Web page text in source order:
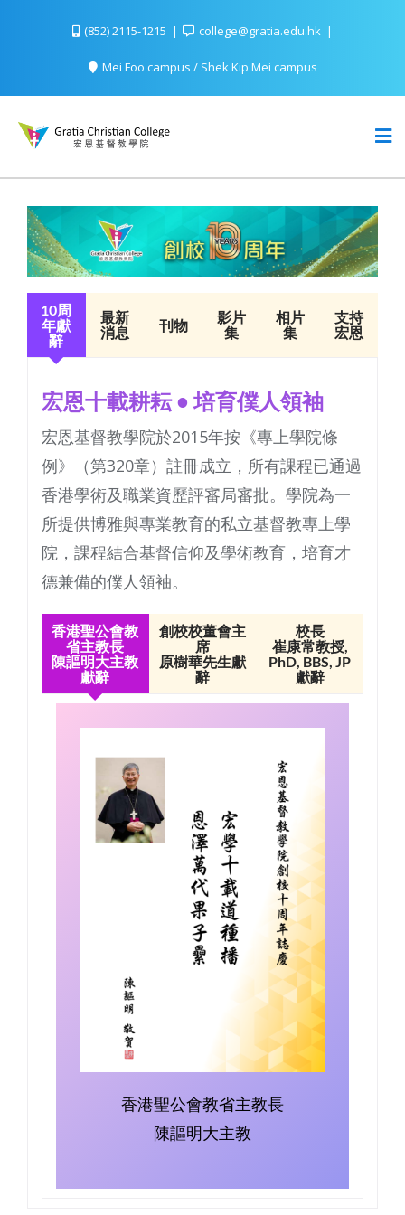
(852) 2115-1215 college@gratia.edu.hk
Mei Foo campus / Shek Kip Mei campus
10周
年獻
辭
最新
消息
刊物
影片
集
相片
集
支持
宏恩
宏恩十載耕耘 • 培育僕人領袖
宏恩基督教學院於2015年按《專上學院條
例》（第320章）註冊成立，所有課程已通過
香港學術及職業資歷評審局審批。學院為一
所提供博雅與專業教育的私立基督教專上學
院，課程結合基督信仰及學術教育，培育才
德兼備的僕人領袖。
香港聖公會教
省主教長
陳謳明大主教
獻辭
創校校董會主
席
原樹華先生獻
辭
校長
崔康常教授,
PhD, BBS, JP
獻辭
香港聖公會教省主教長
陳謳明大主教